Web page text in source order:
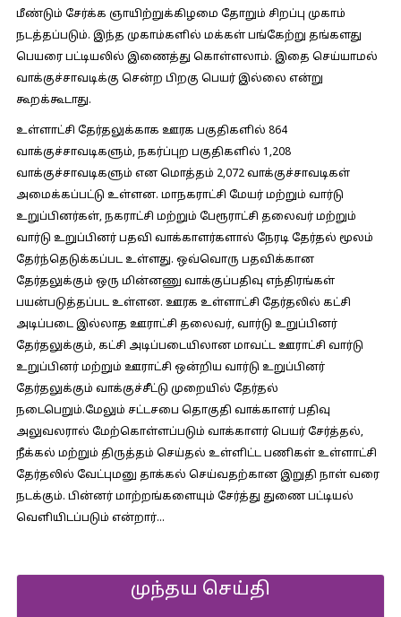
மீண்டும் சேர்க்க ஞாயிற்றுக்கிழமை தோறும் சிறப்பு முகாம்
நடத்தப்படும். இந்த முகாம்களில் மக்கள் பங்கேற்று தங்களது
பெயரை பட்டியலில் இணைத்து கொள்ளலாம். இதை செய்யாமல்
வாக்குச்சாவடிக்கு சென்ற பிறகு பெயர் இல்லை என்று
கூறக்கூடாது.
உள்ளாட்சி தேர்தலுக்காக ஊரக பகுதிகளில் 864
வாக்குச்சாவடிகளும், நகர்ப்புற பகுதிகளில் 1,208
வாக்குச்சாவடிகளும் என மொத்தம் 2,072 வாக்குச்சாவடிகள்
அமைக்கப்பட்டு உள்ளன. மாநகராட்சி மேயர் மற்றும் வார்டு
உறுப்பினர்கள், நகராட்சி மற்றும் பேரூராட்சி தலைவர் மற்றும்
வார்டு உறுப்பினர் பதவி வாக்காளர்களால் நேரடி தேர்தல் மூலம்
தேர்ந்தெடுக்கப்பட உள்ளது. ஒவ்வொரு பதவிக்கான
தேர்தலுக்கும் ஒரு மின்னணு வாக்குப்பதிவு எந்திரங்கள்
பயன்படுத்தப்பட உள்ளன. ஊரக உள்ளாட்சி தேர்தலில் கட்சி
அடிப்படை இல்லாத ஊராட்சி தலைவர், வார்டு உறுப்பினர்
தேர்தலுக்கும், கட்சி அடிப்படையிலான மாவட்ட ஊராட்சி வார்டு
உறுப்பினர் மற்றும் ஊராட்சி ஒன்றிய வார்டு உறுப்பினர்
தேர்தலுக்கும் வாக்குச்சீட்டு முறையில் தேர்தல்
நடைபெறும்.மேலும் சட்டசபை தொகுதி வாக்காளர் பதிவு
அலுவலரால் மேற்கொள்ளப்படும் வாக்காளர் பெயர் சேர்த்தல்,
நீக்கல் மற்றும் திருத்தம் செய்தல் உள்ளிட்ட பணிகள் உள்ளாட்சி
தேர்தலில் வேட்புமனு தாக்கல் செய்வதற்கான இறுதி நாள் வரை
நடக்கும். பின்னர் மாற்றங்களையும் சேர்த்து துணை பட்டியல்
வெளியிடப்படும் என்றார்…
முந்தய செய்தி